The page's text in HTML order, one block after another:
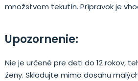
množstvom tekutín. Prípravok je
Upozornenie:
Nie je určené pre deti do 12 rokov,
ženy. Skladujte mimo dosahu